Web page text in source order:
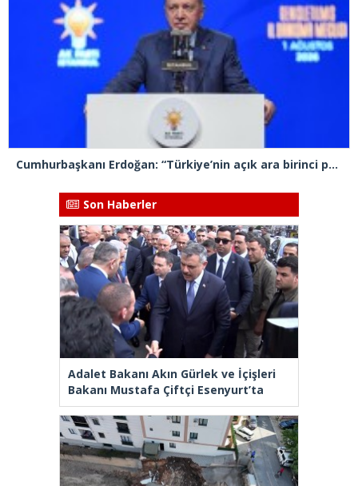
Cumhurbaşkanı Erdoğan: “Türkiye’nin açık ara birinci partisiyiz”
Son Haberler
Adalet Bakanı Akın Gürlek ve İçişleri
Bakanı Mustafa Çiftçi Esenyurt’ta